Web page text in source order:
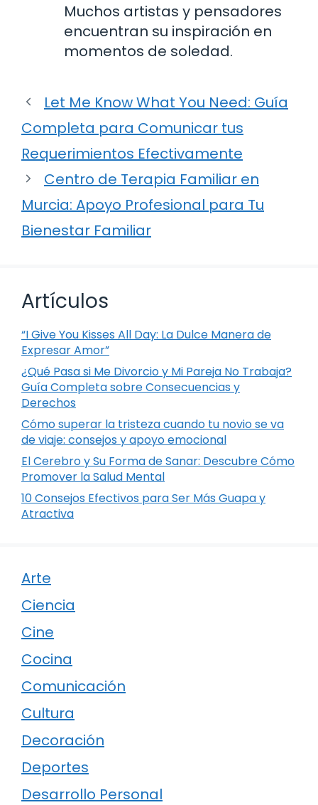
Muchos artistas y pensadores
encuentran su inspiración en
momentos de soledad.
Let Me Know What You Need: Guía
Completa para Comunicar tus
Requerimientos Efectivamente
Centro de Terapia Familiar en
Murcia: Apoyo Profesional para Tu
Bienestar Familiar
Artículos
“I Give You Kisses All Day: La Dulce Manera de
Expresar Amor”
¿Qué Pasa si Me Divorcio y Mi Pareja No Trabaja?
Guía Completa sobre Consecuencias y
Derechos
Cómo superar la tristeza cuando tu novio se va
de viaje: consejos y apoyo emocional
El Cerebro y Su Forma de Sanar: Descubre Cómo
Promover la Salud Mental
10 Consejos Efectivos para Ser Más Guapa y
Atractiva
Arte
Ciencia
Cine
Cocina
Comunicación
Cultura
Decoración
Deportes
Desarrollo Personal